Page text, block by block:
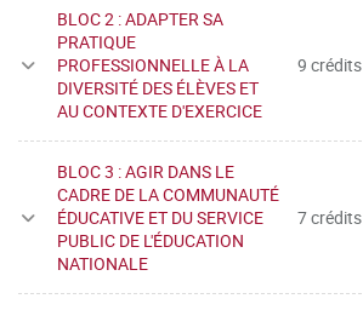
BLOC 2 : ADAPTER SA
PRATIQUE
PROFESSIONNELLE À LA
DIVERSITÉ DES ÉLÈVES ET
AU CONTEXTE D'EXERCICE
9 crédits
BLOC 3 : AGIR DANS LE
CADRE DE LA COMMUNAUTÉ
ÉDUCATIVE ET DU SERVICE
PUBLIC DE L'ÉDUCATION
NATIONALE
7 crédits